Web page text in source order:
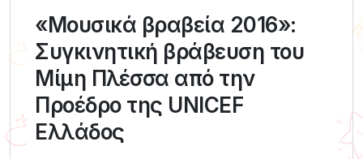
«Μουσικά βραβεία 2016»:
Συγκινητική βράβευση του
Μίμη Πλέσσα από την
Προέδρο της UNICEF
Ελλάδος